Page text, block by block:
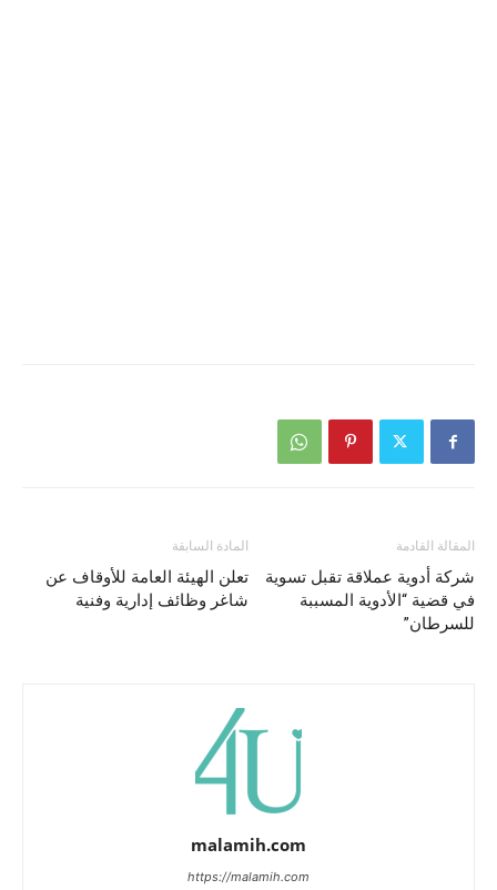
المادة السابقة
تعلن الهيئة العامة للأوقاف عن
شاغر وظائف إدارية وفنية
المقالة القادمة
شركة أدوية عملاقة تقبل تسوية
في قضية “الأدوية المسببة
للسرطان”
malamih.com
https://malamih.com